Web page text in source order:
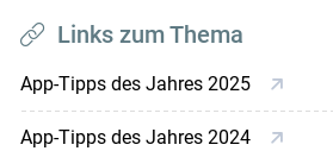
Links zum Thema
App-Tipps des Jahres 2025
App-Tipps des Jahres 2024